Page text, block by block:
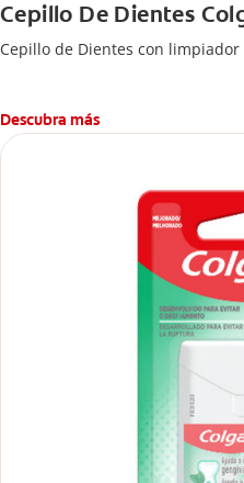
Cepillo De Dientes
Cepillo de Dientes con limpiador
Descubra más